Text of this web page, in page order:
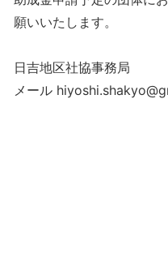
願いいたします。
日吉地区社協事務局
メール